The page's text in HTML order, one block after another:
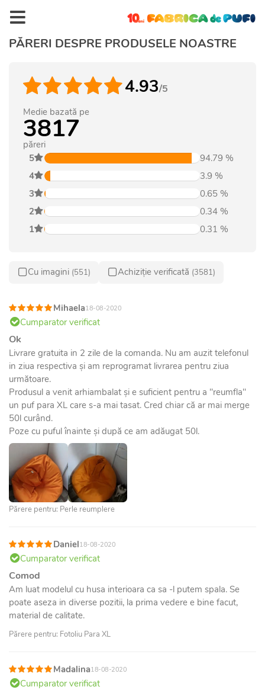
PĂRERI DESPRE PRODUSELE NOASTRE
5 94.79 %
4
3.9 %
3
0.65 %
2
0.34 %
1
0.31 %
4.93/5
Medie bazată pe
3817
păreri
Cu imagini (551) Achiziție verificată (3581)
Mihaela18-08-2020
Cumparator verificat
Ok
Livrare gratuita in 2 zile de la comanda. Nu am auzit telefonul
in ziua respectiva și am reprogramat livrarea pentru ziua
următoare.
Produsul a venit arhiambalat și e suficient pentru a "reumfla"
un puf para XL care s-a mai tasat. Cred chiar că ar mai merge
50l curând.
Poze cu puful înainte și după ce am adăugat 50l.
Părere pentru: Perle reumplere
Daniel18-08-2020
Cumparator verificat
Comod
Am luat modelul cu husa interioara ca sa -l putem spala. Se
poate aseza in diverse pozitii, la prima vedere e bine facut,
material de calitate.
Părere pentru: Fotoliu Para XL
Madalina18-08-2020
Cumparator verificat